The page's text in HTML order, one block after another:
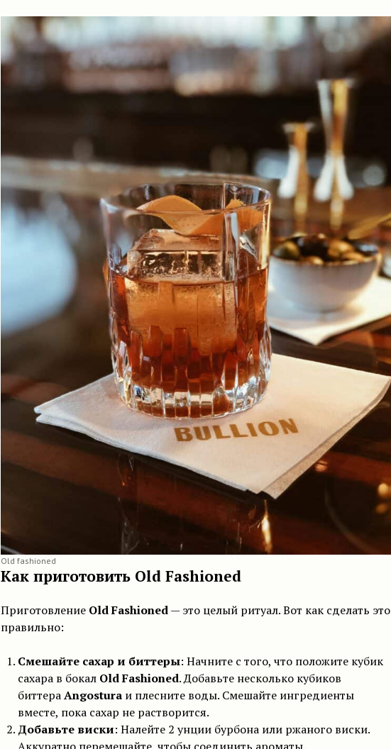
Old fashioned
Как приготовить Old Fashioned
Приготовление Old Fashioned— это целый ритуал. Вот как сделать это
правильно:
Смешайте сахар и биттеры: Начните с того, что положите кубик
сахара в бокал Old Fashioned. Добавьте несколько кубиков
биттераAngosturaи плесните воды. Смешайте ингредиенты
вместе, пока сахар не растворится.
Добавьте виски: Налейте 2 унции бурбона или ржаного виски.